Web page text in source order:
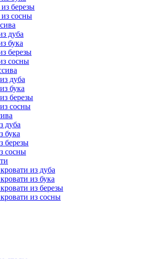
березы
сосны
дуба
бука
березы
сосны
дуба
бука
березы
сосны
дуба
бука
березы
сосны
из дуба
из бука
из березы
из сосны